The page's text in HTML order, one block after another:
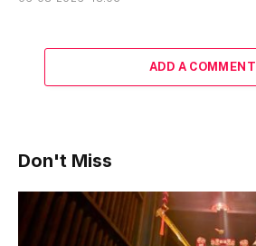
ADD A COMMENT
Don't Miss